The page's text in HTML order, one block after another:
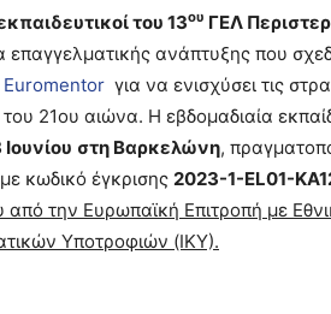
του 13ου ΓΕΛ
ανάπτυξης που
Euromentor για να ενισχύσει τις
του 21ου αιώνα. Η εβδομαδιαία
στη Βαρκελώνη,
με κωδικό έγκρισης 2023-1-EL01-
την Ευρωπαϊκή Επιτροπή με
Υποτροφιών (ΙΚΥ).